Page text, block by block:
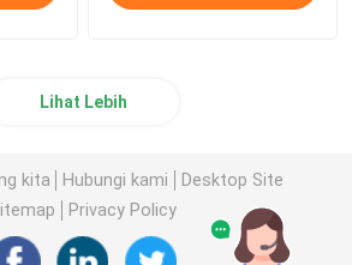
Lihat Lebih
kita Hubungi kami
Desktop Site
Privacy Policy